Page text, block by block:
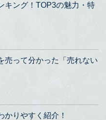
キング！TOP3の魅力・特
売って分かった「売れない
かりやすく紹介！